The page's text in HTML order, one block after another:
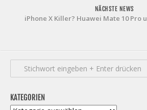
NÄCHSTE NEWS
iPhone X Killer? Huawei Mate 10 Pro
KATEGORIEN